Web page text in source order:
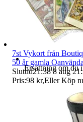
Ersättning om du
7st Vykort från
50 år gamla Oanvända
Sluttid21:38 8 aug
Pris:98 kr,Eller Köp